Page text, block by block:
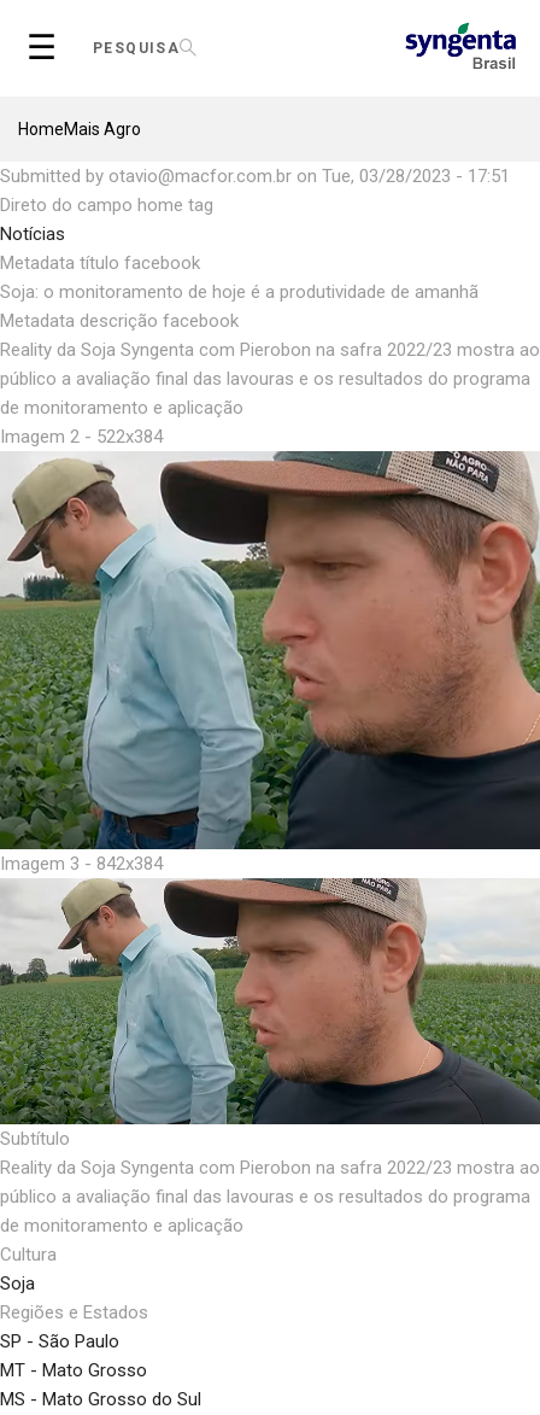
☰ PESQUISA
Breadcrumb
HomeMais Agro
Submitted by otavio@macfor.com.br on Tue, 03/28/2023 - 17:51
Direto do campo home tag
Notícias
Metadata título facebook
Soja: o monitoramento de hoje é a produtividade de amanhã
Metadata descrição facebook
Reality da Soja Syngenta com Pierobon na safra 2022/23 mostra ao
público a avaliação final das lavouras e os resultados do programa
de monitoramento e aplicação
Imagem 2 - 522x384
Imagem 3 - 842x384
Subtítulo
Reality da Soja Syngenta com Pierobon na safra 2022/23 mostra ao
público a avaliação final das lavouras e os resultados do programa
de monitoramento e aplicação
Cultura
Soja
Regiões e Estados
SP - São Paulo
MT - Mato Grosso
MS - Mato Grosso do Sul